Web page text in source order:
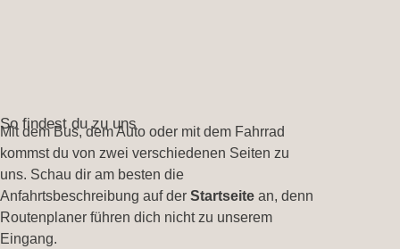
So findest du zu uns
Mit dem Bus, dem Auto oder mit dem Fahrrad
kommst du von zwei verschiedenen Seiten zu
uns. Schau dir am besten die
Anfahrtsbeschreibung auf der Startseite an, denn
Routenplaner führen dich nicht zu unserem
Eingang.